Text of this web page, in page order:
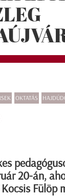
OKTATÁS
20-án,
Fülöp